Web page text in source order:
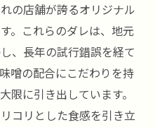
の店舗が誇るオリジナル
。これらのダレは、地元
、長年の試行錯誤を経て
噌の配合にこだわりを持
限に引き出しています。
コリとした食感を引き立